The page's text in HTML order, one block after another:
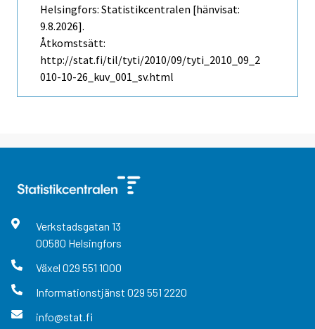
Helsingfors: Statistikcentralen [hänvisat:
9.8.2026].
Åtkomstsätt:
http://stat.fi/til/tyti/2010/09/tyti_2010_09_2
010-10-26_kuv_001_sv.html
Verkstadsgatan 13
00580 Helsingfors
Växel 029 551 1000
Informationstjänst 029 551 2220
info@stat.fi